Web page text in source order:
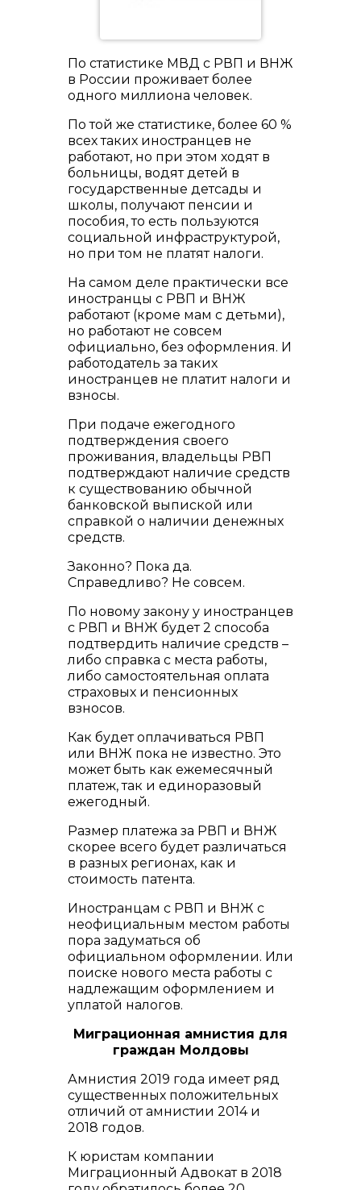
По статистике МВД с РВП и ВНЖ
в России проживает более
одного миллиона человек.
По той же статистике, более 60 %
всех таких иностранцев не
работают, но при этом ходят в
больницы, водят детей в
государственные детсады и
школы, получают пенсии и
пособия, то есть пользуются
социальной инфраструктурой,
но при том не платят налоги.
На самом деле практически все
иностранцы с РВП и ВНЖ
работают (кроме мам с детьми),
но работают не совсем
официально, без оформления. И
работодатель за таких
иностранцев не платит налоги и
взносы.
При подаче ежегодного
подтверждения своего
проживания, владельцы РВП
подтверждают наличие средств
к существованию обычной
банковской выпиской или
справкой о наличии денежных
средств.
Законно? Пока да.
Справедливо? Не совсем.
По новому закону у иностранцев
с РВП и ВНЖ будет 2 способа
подтвердить наличие средств –
либо справка с места работы,
либо самостоятельная оплата
страховых и пенсионных
взносов.
Как будет оплачиваться РВП
или ВНЖ пока не известно. Это
может быть как ежемесячный
платеж, так и единоразовый
ежегодный.
Размер платежа за РВП и ВНЖ
скорее всего будет различаться
в разных регионах, как и
стоимость патента.
Иностранцам с РВП и ВНЖ с
неофициальным местом работы
пора задуматься об
официальном оформлении. Или
поиске нового места работы с
надлежащим оформлением и
уплатой налогов.
Миграционная амнистия для
граждан Молдовы
Амнистия 2019 года имеет ряд
существенных положительных
отличий от амнистии 2014 и
2018 годов.
К юристам компании
Миграционный Адвокат в 2018